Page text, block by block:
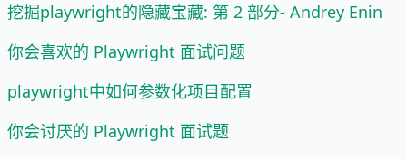
挖掘playwright的隐藏宝藏: 第 2 部分- Andrey Enin
你会喜欢的 Playwright 面试问题
playwright中如何参数化项目配置
你会讨厌的 Playwright 面试题